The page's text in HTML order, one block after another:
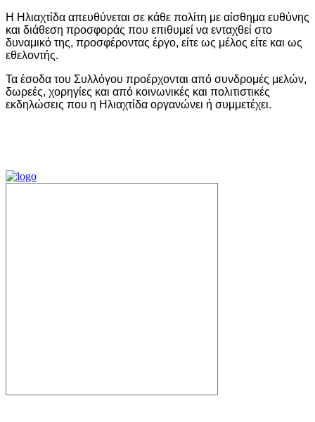
Η Ηλιαχτίδα απευθύνεται σε κάθε πολίτη με αίσθημα ευθύνης
και διάθεση προσφοράς που επιθυμεί να ενταχθεί στο
δυναμικό της, προσφέροντας έργο, είτε ως μέλος είτε και ως
εθελοντής.
Τα έσοδα του Συλλόγου προέρχονται από συνδρομές μελών,
δωρεές, χορηγίες και από κοινωνικές και πολιτιστικές
εκδηλώσεις που η Ηλιαχτίδα οργανώνει ή συμμετέχει.